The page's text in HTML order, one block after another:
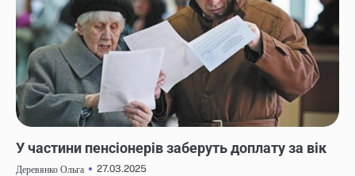
У частини пенсіонерів заберуть доплату за вік
Деревянко Ольга
27.03.2025